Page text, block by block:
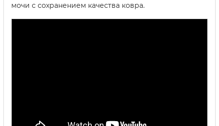
мочи с сохранением качества ковра.